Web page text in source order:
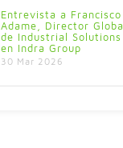
Entrevista a Francisco
Adame, Director Global
de Industrial Solutions
en Indra Group
30 Mar 2026